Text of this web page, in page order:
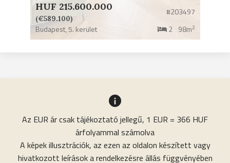
HUF 215.600.000
(€589.100)
#203497
Budapest,5. kerület 2 98m2
Az EUR ár csak tájékoztató jellegű, 1 EUR = 366 HUF
árfolyammal számolva
A képek illusztrációk, az ezen az oldalon készített vagy
hivatkozott leírások a rendelkezésre állás függvényében